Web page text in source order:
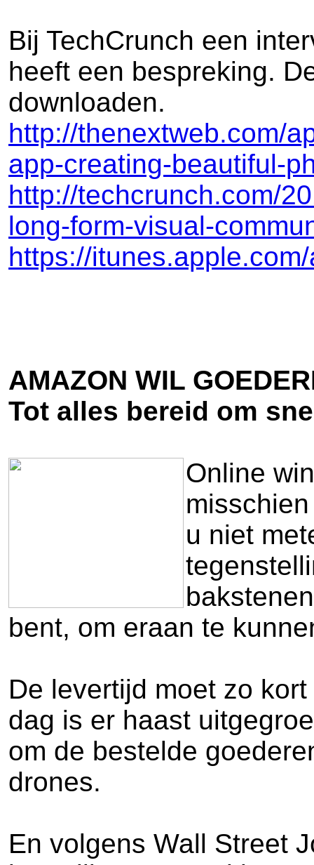
Bij TechCrunch een
heeft een bespreking.
downloaden.
http://thenextweb.com/
app-creating-beautiful-
http://techcrunch.com/
long-form-visual-
https://
AMAZON WIL
Tot alles bereid om
Online
u niet
bent, om eraan te
De levertijd moet zo
dag is er haast
om de bestelde
drones.
En volgens Wall Street